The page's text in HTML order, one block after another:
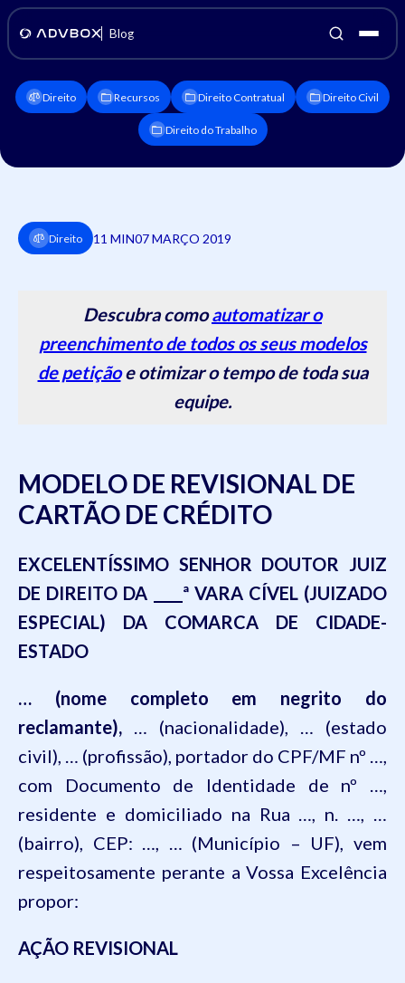
Blog
Direito Recursos Direito Contratual Direito Civil
Direito do Trabalho
Direito 11 MIN07 MARÇO 2019
Descubra comoautomatizar o
preenchimento de todos os seus modelos
de petiçãoe otimizar o tempo de toda sua
equipe.
MODELO DE REVISIONAL DE
CARTÃO DE CRÉDITO
EXCELENTÍSSIMO SENHOR DOUTOR JUIZ
DE DIREITO DA ____ª VARA CÍVEL (JUIZADO
ESPECIAL) DA COMARCA DE CIDADE-
ESTADO
… (nome completo em negrito do
reclamante), … (nacionalidade), … (estado
civil), … (profissão), portador do CPF/MF nº …,
com Documento de Identidade de nº …,
residente e domiciliado na Rua …, n. …, …
(bairro), CEP: …, … (Município – UF), vem
respeitosamente perante a Vossa Excelência
propor:
AÇÃO REVISIONAL